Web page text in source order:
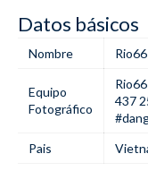
Datos básicos
Nombre Rio66
Equipo
Fotográfico
Rio66
437
Pais